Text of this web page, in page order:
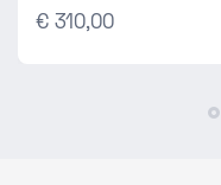
€ 310,00